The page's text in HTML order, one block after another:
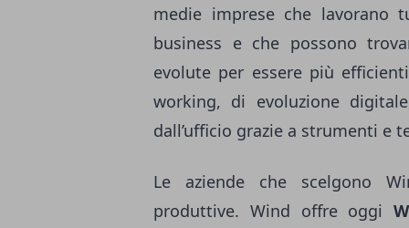
medie imprese che
business e che possono
evolute per essere più
working, di evoluzione
dall’ufficio grazie a strumenti e
Le aziende che scelgono
produttive. Wind offre oggi